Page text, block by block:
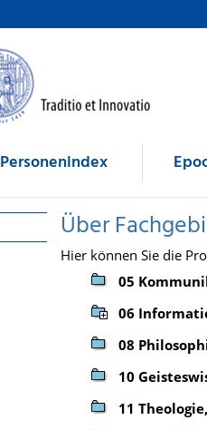
Personenindex
Über
Hier können Sie die
05
06
08
10
11